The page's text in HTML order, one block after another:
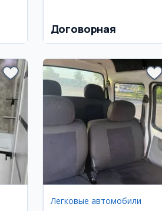
Договорная
Легковые автомобили